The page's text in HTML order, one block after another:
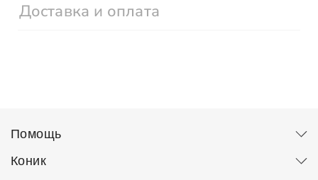
Доставка и оплата
Помощь
Коник